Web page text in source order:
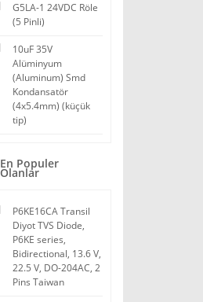
G5LA-1 24VDC Röle
(5 Pinli)
10uF 35V
Alüminyum
(Aluminum) Smd
Kondansatör
(4x5.4mm) (küçük
tip)
En Populer
Olanlar
P6KE16CA Transil
Diyot TVS Diode,
P6KE series,
Bidirectional, 13.6 V,
22.5 V, DO-204AC, 2
Pins Taiwan